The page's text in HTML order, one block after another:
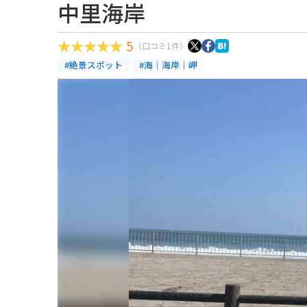
中里海岸
5 （口コミ1件）
#絶景スポット #海｜海岸｜岬